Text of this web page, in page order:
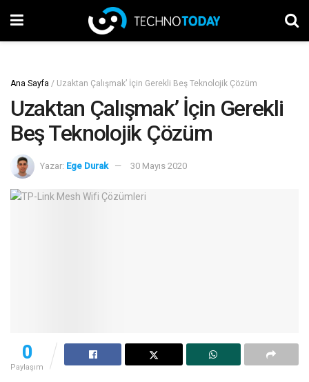
Ana Sayfa / Uzaktan Çalışmak’ İçin Gerekli Beş Teknolojik Çözüm
Uzaktan Çalışmak’ İçin Gerekli
Beş Teknolojik Çözüm
Yazar: Ege Durak 30 Mayıs 2020
0
Paylaşım